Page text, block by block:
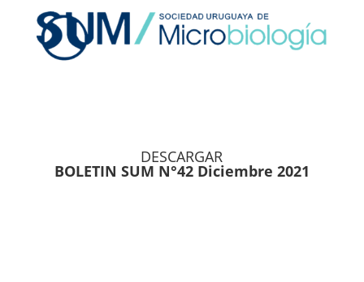
DESCARGAR
BOLETIN SUM N°42 Diciembre 2021